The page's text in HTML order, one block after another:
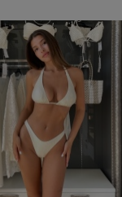
у нас можна з